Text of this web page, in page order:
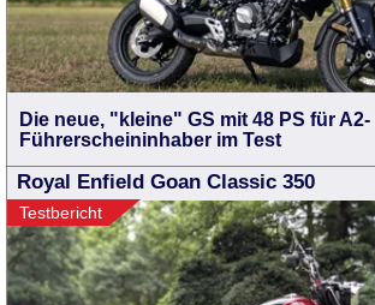
Die neue, "kleine" GS mit 48 PS für A2-
Führerscheininhaber im Test
Royal Enfield Goan Classic 350
Testbericht